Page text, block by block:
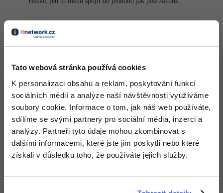
Tato webová stránka používá cookies
K personalizaci obsahu a reklam, poskytování funkcí
sociálních médií a analýze naší návštěvnosti využíváme
soubory cookie. Informace o tom, jak náš web používáte,
sdílíme se svými partnery pro sociální média, inzerci a
analýzy. Partneři tyto údaje mohou zkombinovat s
dalšími informacemi, které jste jim poskytli nebo které
získali v důsledku toho, že používáte jejich služby.
Nahoru
Web vypadá hezky, jen mě matou také ty 3 menu. Je tam toho
doopravdy moc a zákazníkovi by to mohlo vydit. Web je jinak
Jelikož se zde hodnotí i kód a myslím si, že tento web je na tom
trošku blbě. Když se podívu na validator, tak 25 errorů je
doopravdy moc http://validator.w3.org/check?….
Web je velmi hezký a když se doladí kód, tak to bude OK
Nahoru Odpovědět
PiskotPiskotovic: 15.6.2014 15:34